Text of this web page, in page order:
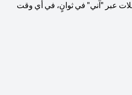
عبر "آني" في ثوانٍ، في أي وقت